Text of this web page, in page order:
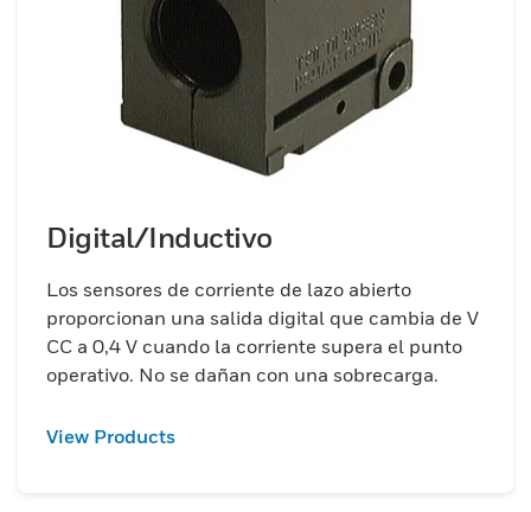
Digital/Inductivo
Los sensores de corriente de lazo abierto
proporcionan una salida digital que cambia de V
CC a 0,4 V cuando la corriente supera el punto
operativo. No se dañan con una sobrecarga.
View Products